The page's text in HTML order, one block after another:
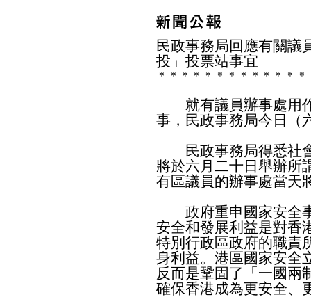
民政事務局回應有關議
投」投票站事宜
＊ ＊ ＊ ＊ ＊ ＊ ＊ ＊ ＊ ＊ ＊ ＊ ＊
就有議員辦事處用作
事，民政事務局今日（
民政事務局得悉社會
將於六月二十日舉辦所
有區議員的辦事處當天
政府重申國家安全事
安全和發展利益是對香
特別行政區政府的職責
身利益。港區國家安全
反而是鞏固了「一國兩
確保香港成為更安全、